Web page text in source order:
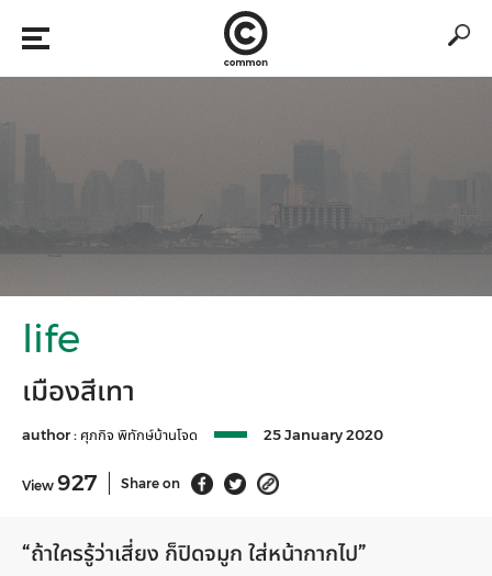
life
เมืองสีเทา
author : ศุภกิจ พิทักษ์บ้านโจด 25 January 2020
View 927 Share on
“ถ้าใครรู้ว่าเสี่ยง ก็ปิดจมูก ใส่หน้ากากไป”